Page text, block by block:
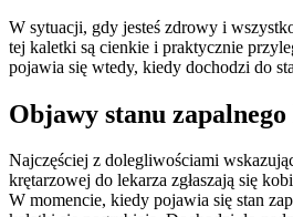
W sytuacji, gdy jesteś zdrowy i
tej kaletki są cienkie i praktycznie
pojawia się wtedy, kiedy dochodzi do
Objawy stanu
Najczęściej z dolegliwościami
krętarzowej do lekarza zgłaszają się
W momencie, kiedy pojawia się stan